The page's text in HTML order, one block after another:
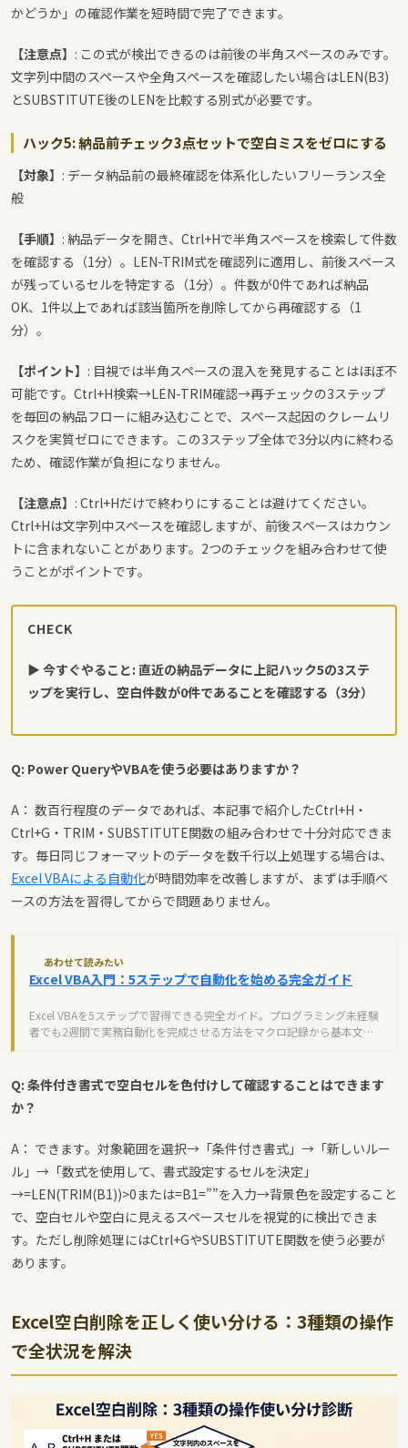
かどうか」の確認作業を短時間で完了できます。
【注意点】 : この式が検出できるのは前後の半角スペースのみです。
文字列中間のスペースや全角スペースを確認したい場合はLEN(B3)
とSUBSTITUTE後のLENを比較する別式が必要です。
ハック5: 納品前チェック3点セットで空白ミスをゼロにする
【対象】 : データ納品前の最終確認を体系化したいフリーランス全
般
【手順】 : 納品データを開き、Ctrl+Hで半角スペースを検索して件数
を確認する（1分）。LEN-TRIM式を確認列に適用し、前後スペース
が残っているセルを特定する（1分）。件数が0件であれば納品
OK、1件以上であれば該当箇所を削除してから再確認する（1
分）。
【ポイント】 : 目視では半角スペースの混入を発見することはほぼ不
可能です。Ctrl+H検索→LEN-TRIM確認→再チェックの3ステップ
を毎回の納品フローに組み込むことで、スペース起因のクレームリ
スクを実質ゼロにできます。この3ステップ全体で3分以内に終わる
ため、確認作業が負担になりません。
【注意点】 : Ctrl+Hだけで終わりにすることは避けてください。
Ctrl+Hは文字列中スペースを確認しますが、前後スペースはカウン
トに含まれないことがあります。2つのチェックを組み合わせて使
うことがポイントです。
CHECK
▶ 今すぐやること: 直近の納品データに上記ハック5の3ステ
ップを実行し、空白件数が0件であることを確認する（3分）
Q: Power QueryやVBAを使う必要はありますか？
A： 数百行程度のデータであれば、本記事で紹介したCtrl+H・
Ctrl+G・TRIM・SUBSTITUTE関数の組み合わせで十分対応できま
す。毎日同じフォーマットのデータを数千行以上処理する場合は、
Excel VBAによる自動化が時間効率を改善しますが、まずは手順ベ
ースの方法を習得してからで問題ありません。
あわせて読みたい
Excel VBA入門：5ステップで自動化を始める完全ガイド
Excel VBAを5ステップで習得できる完全ガイド。プログラミング未経験
者でも2週間で実務自動化を完成させる方法をマクロ記録から基本文法
Q: 条件付き書式で空白セルを色付けして確認することはできます
か？
A： できます。対象範囲を選択→「条件付き書式」→「新しいルー
ル」→「数式を使用して、書式設定するセルを決定」
→=LEN(TRIM(B1))>0または=B1=””を入力→背景色を設定すること
で、空白セルや空白に見えるスペースセルを視覚的に検出できま
す。ただし削除処理にはCtrl+GやSUBSTITUTE関数を使う必要が
あります。
Excel空白削除を正しく使い分ける：3種類の操作
で全状況を解決